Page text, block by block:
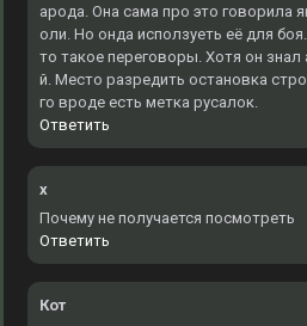
арода. Она сама про это говорила
оли. Но онда исползуеть её для
то такое переговоры. Хотя он
й. Место разредить остановка
го вроде есть метка русалок.
Ответить
x
Почему не получается посмотреть
Ответить
Кот